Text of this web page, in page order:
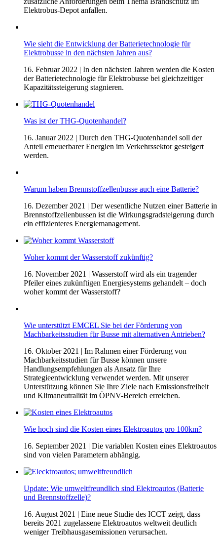
Elektrobus-Depot anfallen.
Wie sieht die Entwicklung der Batterietechnologie für
Elektrobusse in den nächsten Jahren aus?
16. Februar 2022 | In den nächsten Jahren werden die Kosten
der Batterietechnologie für Elektrobusse bei gleichzeitiger
Kapazitätssteigerung stagnieren.
Was ist der THG-Quotenhandel?
16. Januar 2022 | Durch den THG-Quotenhandel soll der
Anteil erneuerbarer Energien im Verkehrssektor gesteigert
werden.
Warum haben Brennstoffzellenbusse auch eine Batterie?
16. Dezember 2021 | Der wesentliche Nutzen einer Batterie in
Brennstoffzellenbussen ist die Wirkungsgradsteigerung durch
ein effizienteres Energiemanagement.
Woher kommt der Wasserstoff zukünftig?
16. November 2021 | Wasserstoff wird als ein tragender
Pfeiler eines zukünftigen Energiesystems gehandelt – doch
woher kommt der Wasserstoff?
Wie unterstützt EMCEL Sie bei der Förderung von
Machbarkeitsstudien für Busse mit alternativen Antrieben?
16. Oktober 2021 | Im Rahmen einer Förderung von
Machbarkeitsstudien für Busse können unsere
Handlungsempfehlungen als Ansatz für Ihre
Strategieentwicklung verwendet werden. Mit unserer
Unterstützung können Sie Ihre Ziele nach Emissionsfreiheit
und Klimaneutralität im ÖPNV-Bereich erreichen.
Wie hoch sind die Kosten eines Elektroautos pro 100km?
16. September 2021 | Die variablen Kosten eines Elektroautos
sind von vielen Parametern abhängig.
Update: Wie umweltfreundlich sind Elektroautos (Batterie
und Brennstoffzelle)?
16. August 2021 | Eine neue Studie des ICCT zeigt, dass
bereits 2021 zugelassene Elektroautos weltweit deutlich
weniger Treibhausgasemissionen verursachen.